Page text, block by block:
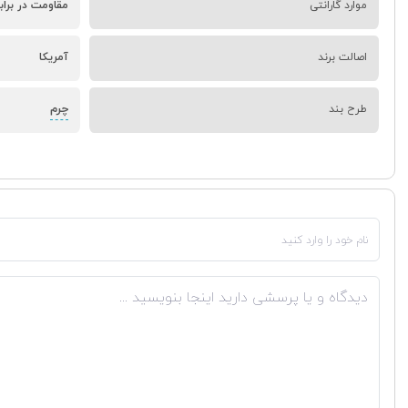
موارد گارانتی مقاومت در
اصالت برند آمریکا
طرح بند چرم